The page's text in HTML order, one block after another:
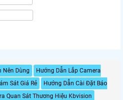
Nên Dùng
Hướng Dẫn Lắp Camera
Sát Giá Rẻ
Hướng Dẫn Cài Đặt Báo
Quan Sát Thương Hiệu Kbvision